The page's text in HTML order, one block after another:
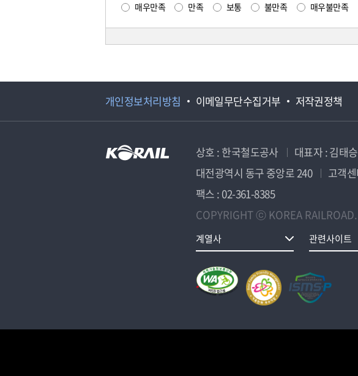
매우만족 만족 보통 불만족 매우불만족
개인정보처리방침 이메일무단수집거부 저작권정책
상호 : 한국철도공사 대표자 : 김태승
대전광역시 동구 중앙로 240
고객
팩스 : 02-361-8385
COPYRIGHT ⓒ KOREA
계열사 관련사이트